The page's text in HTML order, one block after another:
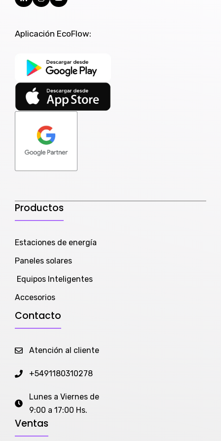
Aplicación EcoFlow:
Productos
Estaciones de energía
Paneles solares
Equipos Inteligentes
Accesorios
Contacto
Atención al cliente
+5491180310278
Lunes a Viernes de
9:00 a 17:00 Hs.
Ventas